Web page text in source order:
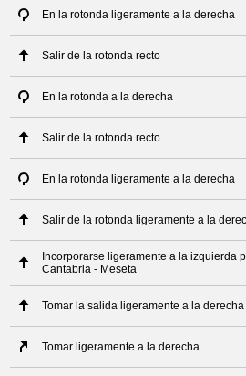
En la rotonda ligeramente a la derecha
Salir de la rotonda recto
En la rotonda a la derecha
Salir de la rotonda recto
En la rotonda ligeramente a la derecha
Salir de la rotonda ligeramente a la
Incorporarse ligeramente a la izquierda
Cantabria - Meseta
Tomar la salida ligeramente a la derecha
Tomar ligeramente a la derecha